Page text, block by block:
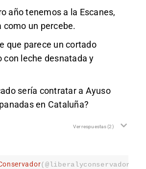
año tenemos a la Escanes,
como un percebe.
que parece un cortado
con leche desnatada y
sería contratar a Ayuso
en Cataluña?
Ver respuestas(2)